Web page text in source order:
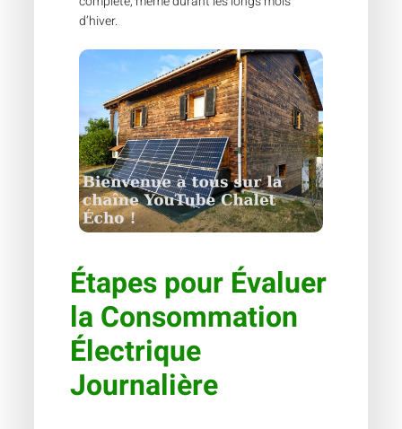
d’hiver.
Étapes pour Évaluer
la Consommation
Électrique
Journalière